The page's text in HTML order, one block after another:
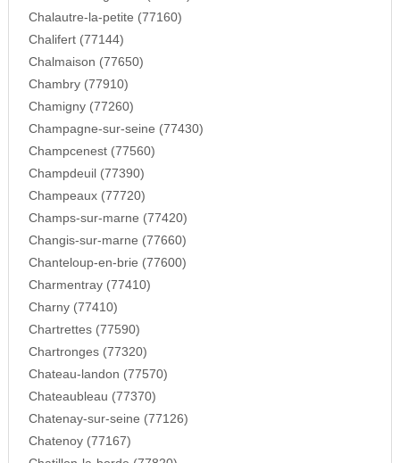
Chalautre-la-petite (77160)
Chalifert (77144)
Chalmaison (77650)
Chambry (77910)
Chamigny (77260)
Champagne-sur-seine (77430)
Champcenest (77560)
Champdeuil (77390)
Champeaux (77720)
Champs-sur-marne (77420)
Changis-sur-marne (77660)
Chanteloup-en-brie (77600)
Charmentray (77410)
Charny (77410)
Chartrettes (77590)
Chartronges (77320)
Chateau-landon (77570)
Chateaubleau (77370)
Chatenay-sur-seine (77126)
Chatenoy (77167)